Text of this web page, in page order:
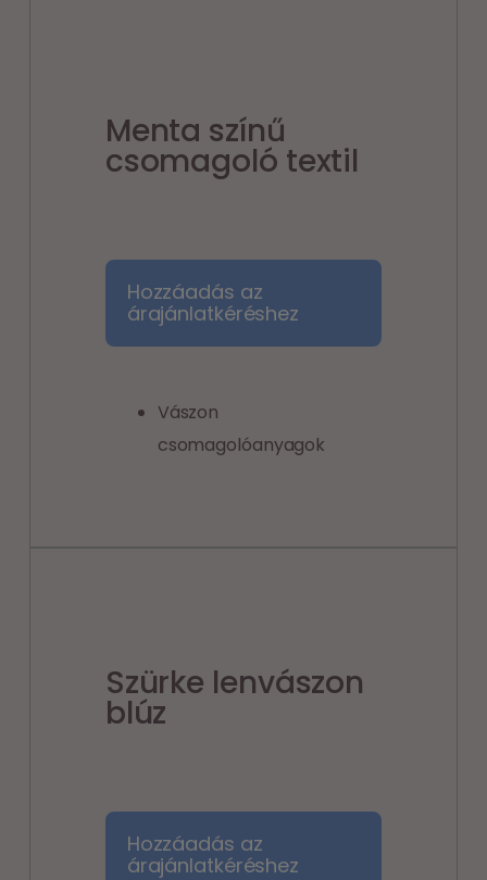
Menta színű
csomagoló textil
Hozzáadás az
árajánlatkéréshez
Vászon
csomagolóanyagok
Szürke lenvászon
blúz
Hozzáadás az
árajánlatkéréshez